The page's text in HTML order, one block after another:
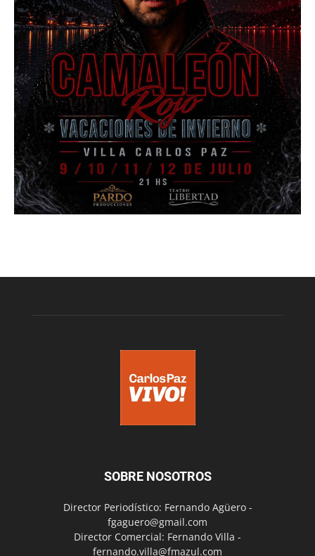
SOBRE NOSOTROS
Director Periodístico: Fernando Agüero -
fgaguero@gmail.com
Director Comercial: Fernando Villa -
fernando.villa@fmazul.com